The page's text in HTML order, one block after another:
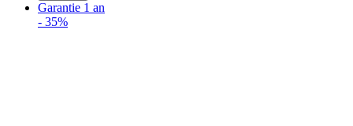
Garantie 1 an
- 35%